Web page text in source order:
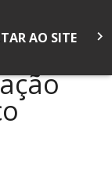
AO SITE keyboard_arrow_right